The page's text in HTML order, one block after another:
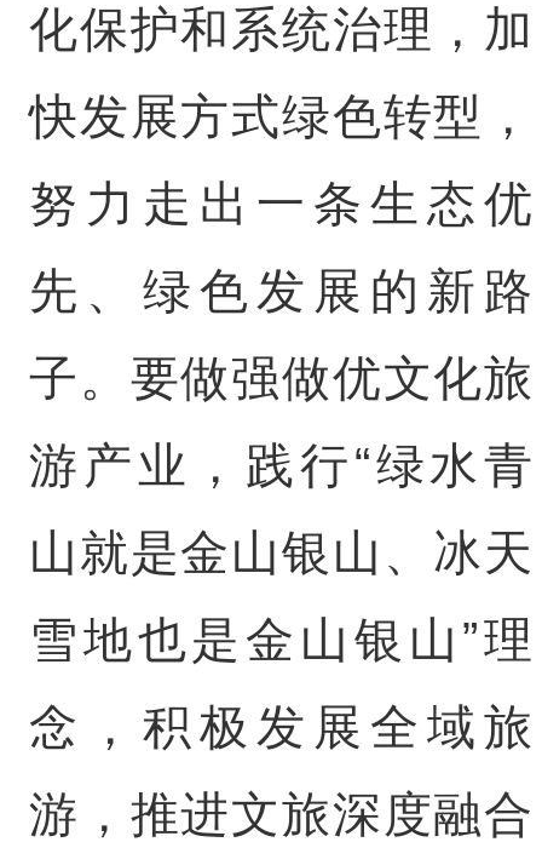
化保护和系统治理，加
快发展方式绿色转型，
努力走出一条生态优
先、绿色发展的新路
子。要做强做优文化旅
游产业，践行“绿水青
山就是金山银山、冰天
雪地也是金山银山”理
念，积极发展全域旅
游，推进文旅深度融合